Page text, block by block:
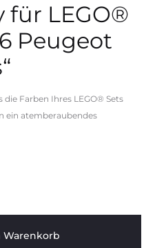
für LEGO®
Peugeot
die Farben Ihres LEGO® Sets
ein atemberaubendes
Warenkorb